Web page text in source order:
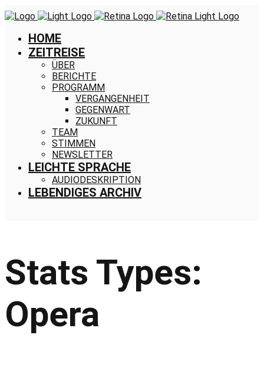
HOME
ZEITREISE
ÜBER
BERICHTE
PROGRAMM
VERGANGENHEIT
GEGENWART
ZUKUNFT
TEAM
STIMMEN
NEWSLETTER
LEICHTE SPRACHE
AUDIODESKRIPTION
LEBENDIGES ARCHIV
Stats Types:
Opera